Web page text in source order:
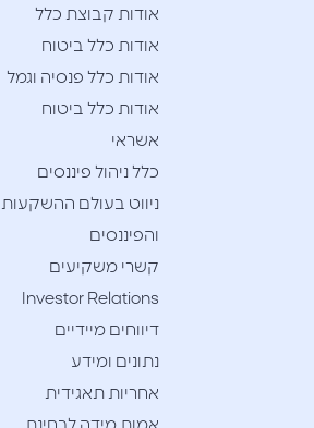
אודות קבוצת כלל
אודות כלל ביטוח
אודות כלל פנסיה וגמל
אודות כלל ביטוח
אשראי
כלל ניהול פיננסים
ניווט בעולם ההשקעות
והפיננסים
קשרי משקיעים
Investor Relations
דיווחים מיידיים
נתונים ומידע
אחריות תאגידית